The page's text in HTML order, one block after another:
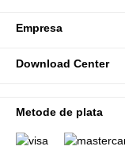
Empresa
Download Center
Metode de plata